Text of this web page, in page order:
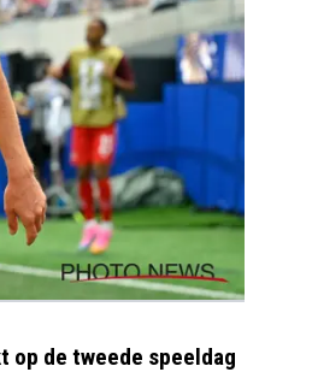
op de tweede speeldag